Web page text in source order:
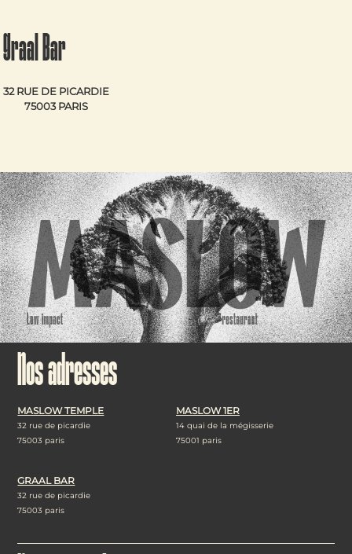
Graal Bar
32 RUE DE PICARDIE
75003 PARIS
Nos adresses
MASLOW TEMPLE
32 rue de picardie
75003 paris
MASLOW 1ER
14 quai de la mégisserie
75001 paris
GRAAL BAR
32 rue de picardie
75003 paris